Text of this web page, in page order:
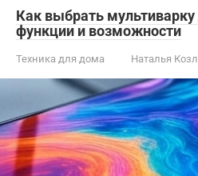
Как выбрать мультиварку
функции и возможности
Техника для дома Наталья